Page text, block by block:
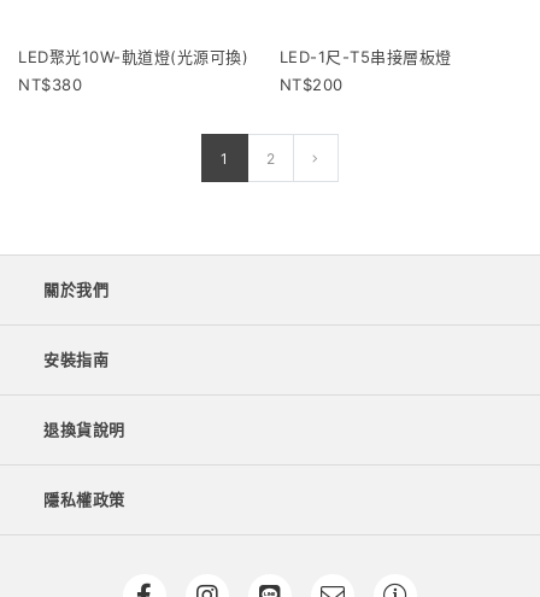
LED聚光10W-軌道燈(光源可換)
380
LED-1尺-T5串接層板燈
200
1 2
關於我們
安裝指南
退換貨說明
隱私權政策